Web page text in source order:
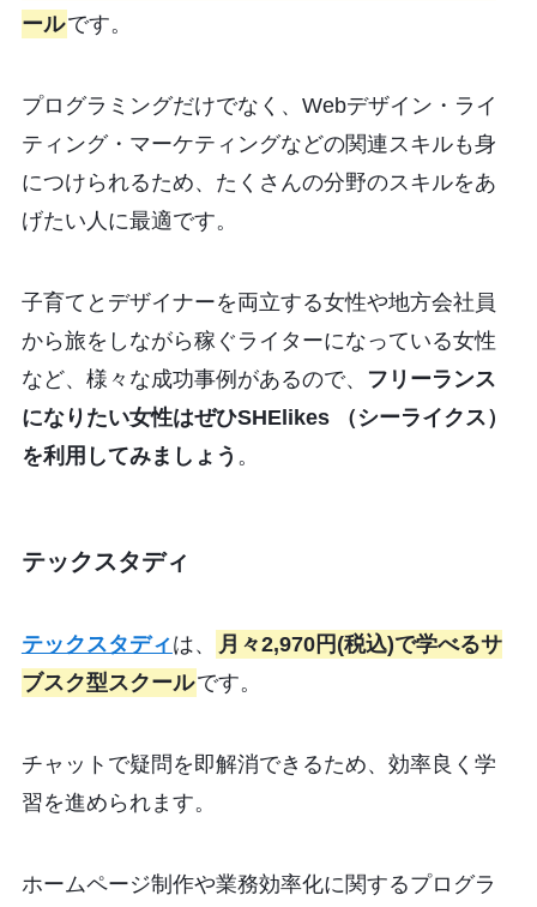
ールです。
プログラミングだけでなく、Webデザイン・ライ
ティング・マーケティングなどの関連スキルも身
につけられるため、たくさんの分野のスキルをあ
げたい人に最適です。
子育てとデザイナーを両立する女性や地方会社員
から旅をしながら稼ぐライターになっている女性
など、様々な成功事例があるので、
フリーランス
になりたい女性はぜひSHElikes （シーライクス）
を利用してみましょう 。
テックスタディ
テックスタディは、
月々2,970円(税込)で学べるサ
ブスク型スクールです。
チャットで疑問を即解消できるため、効率良く学
習を進められます。
ホームページ制作や業務効率化に関するプログラ